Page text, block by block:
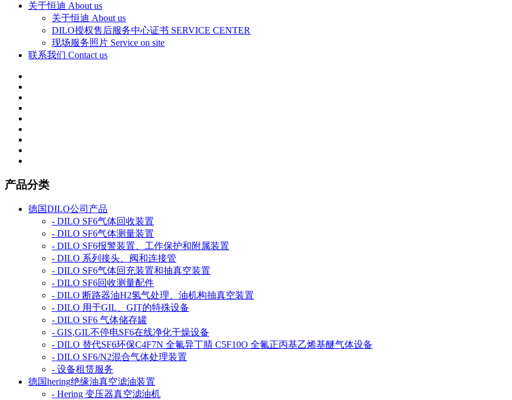
关于恒迪 About us
关于恒迪 About us
DILO授权售后服务中心证书 SERVICE CENTER
现场服务照片 Service on site
联系我们 Contact us
产品分类
德国DILO公司产品
- DILO SF6气体回收装置
- DILO SF6气体测量装置
- DILO SF6报警装置、工作保护和附属装置
- DILO 系列接头、阀和连接管
- DILO SF6气体回充装置和抽真空装置
- DILO SF6回收测量配件
- DILO 断路器油H2氢气处理、油机构抽真空装置
- DILO 用于GIL、GIT的特殊设备
- DILO SF6 气体储存罐
- GIS,GIL不停电SF6在线净化干燥设备
- DILO 替代SF6环保C4F7N 全氟异丁腈 C5F10O 全氟正丙基乙烯基醚气体设备
- DILO SF6/N2混合气体处理装置
- 设备租赁服务
德国hering绝缘油真空滤油装置
- Hering 变压器真空滤油机